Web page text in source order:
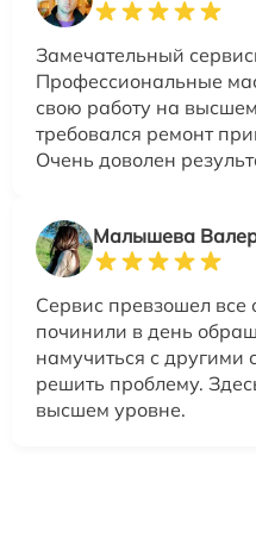
Замечательный
Профессиональные
свою работу на
требовался ремонт
Очень доволен
Малышева
Сервис превзошел
починили в день
намучиться с другими
решить проблему.
высшем уровне.